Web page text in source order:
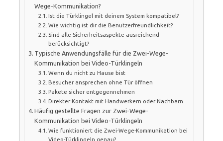
Wege-Kommunikation?
Ist die Türklingel mit deinem System kompatibel?
Wie wichtig ist dir die Benutzerfreundlichkeit?
Sind alle Sicherheitsaspekte ausreichend
berücksichtigt?
Typische Anwendungsfälle für die Zwei-Wege-
Kommunikation bei Video-Türklingeln
Wenn du nicht zu Hause bist
Besucher ansprechen ohne Tür öffnen
Pakete sicher entgegennehmen
Direkter Kontakt mit Handwerkern oder Nachbarn
Häufig gestellte Fragen zur Zwei-Wege-
Kommunikation bei Video-Türklingeln
Wie funktioniert die Zwei-Wege-Kommunikation bei
Video-Türklingeln genau?